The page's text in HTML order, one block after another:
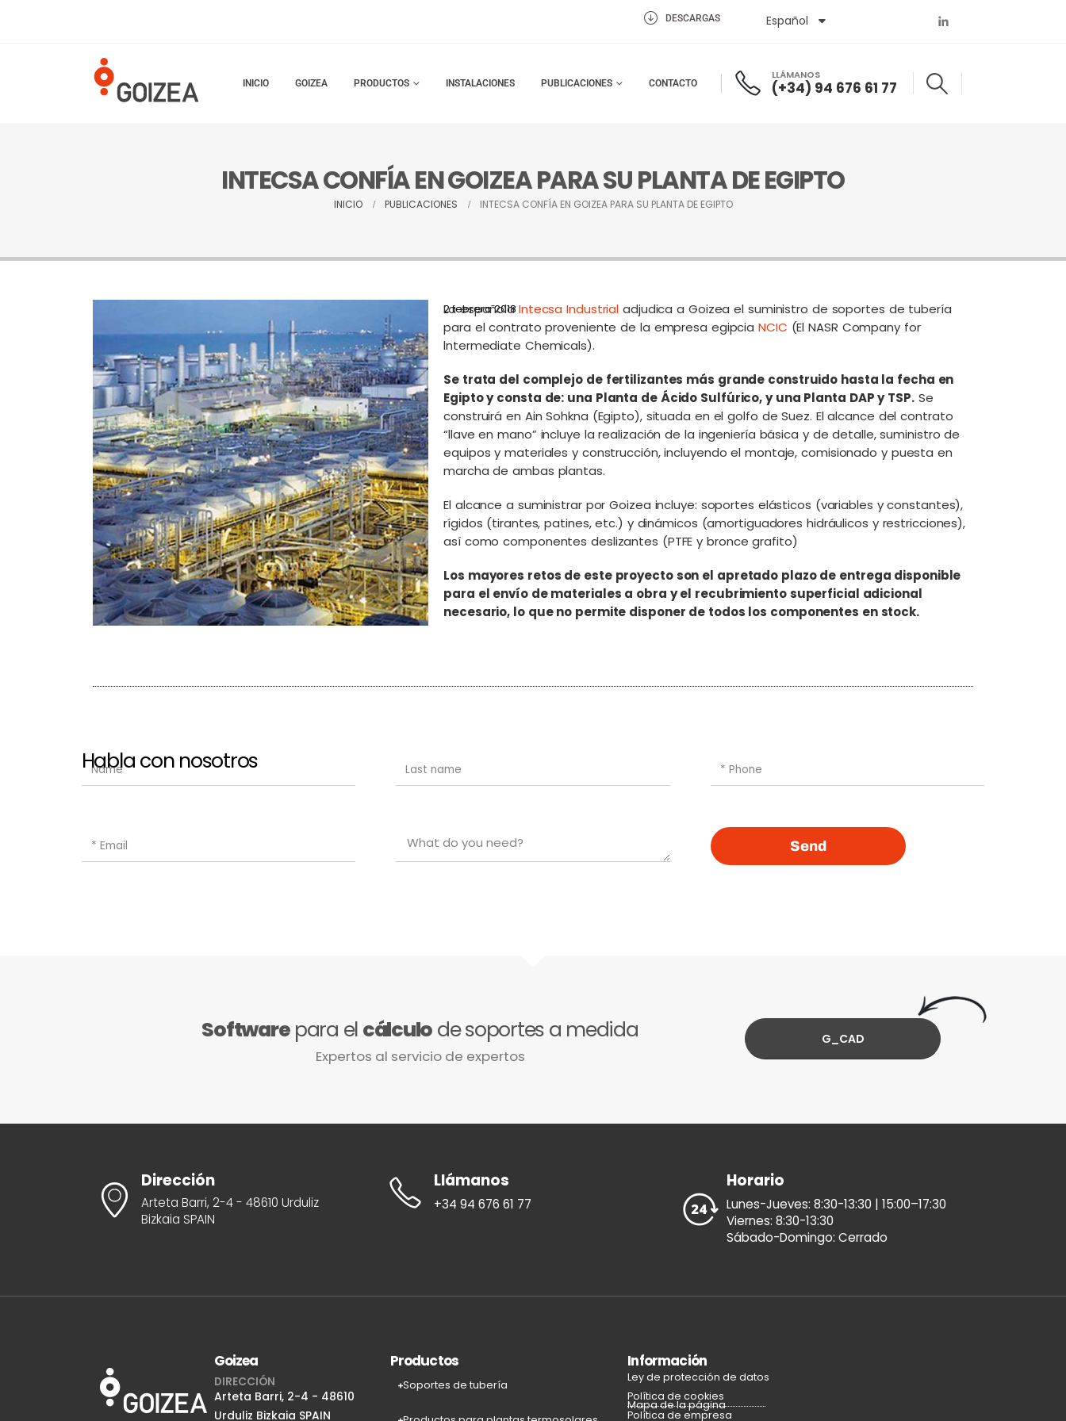
DESCARGAS Español
English
INICIO GOIZEA PRODUCTOS INSTALACIONES PUBLICACIONES CONTACTO
LLÁMANOS
(+34) 94 676 61 77
INTECSA CONFÍA EN GOIZEA PARA SU PLANTA DE EGIPTO
INICIO PUBLICACIONES INTECSA CONFÍA EN GOIZEA PARA SU PLANTA DE EGIPTO
2 febrero 2018
La españolaIntecsa Industrial adjudica a Goizea el suministro de soportes de tubería
para el contrato proveniente de la empresa egipciaNCIC (El NASR Company for
lntermediate Chemicals).
Se trata del complejo de fertilizantes más grande construido hasta la fecha en
Egipto y consta de: una Planta de Ácido Sulfúrico, y una Planta DAP y TSP.Se
construirá en Ain Sohkna (Egipto), situada en el golfo de Suez. El alcance del contrato
“llave en mano” incluye la realización de la ingeniería básica y de detalle, suministro de
equipos y materiales y construcción, incluyendo el montaje, comisionado y puesta en
marcha de ambas plantas.
El alcance a suministrar por Goizea incluye: soportes elásticos (variables y constantes),
rígidos (tirantes, patines, etc.) y dinámicos (amortiguadores hidráulicos y restricciones),
así como componentes deslizantes (PTFE y bronce grafito)
Los mayores retos de este proyecto son el apretado plazo de entrega disponible
para el envío de materiales a obra y el recubrimiento superficial adicional
necesario, lo que no permite disponer de todos los componentes en stock.
Habla con nosotros
Send
Softwarepara el cálculo de soportes a medida
Expertos al servicio de expertos
G_CAD
Dirección
Arteta Barri, 2-4 - 48610 Urduliz
Bizkaia SPAIN
Llámanos
+34 94 676 61 77
Horario
Lunes-Jueves: 8:30-13:30 | 15:00–17:30
Viernes: 8:30-13:30
Sábado-Domingo: Cerrado
Goizea
DIRECCIÓN
Arteta Barri, 2-4 - 48610
Urduliz Bizkaia SPAIN
Productos
Soportes de tubería
Información
Ley de protección de datos
Política de cookies
Política de empresa
Mapa de la página